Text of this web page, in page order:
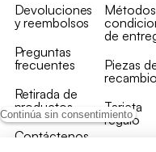
Continúa sin consentimiento
Devoluciones
y reembolsos
Preguntas
frecuentes
Retirada de
productos
Contáctenos
de
Piezas
recambio
Tarjeta
regalo